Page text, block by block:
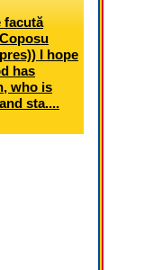
facută
I hope
has
who is
sta....